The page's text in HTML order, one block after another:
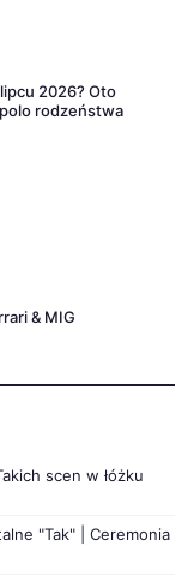
2026? Oto
rodzeństwa
& MIG
scen w łóżku
"Tak" | Ceremonia